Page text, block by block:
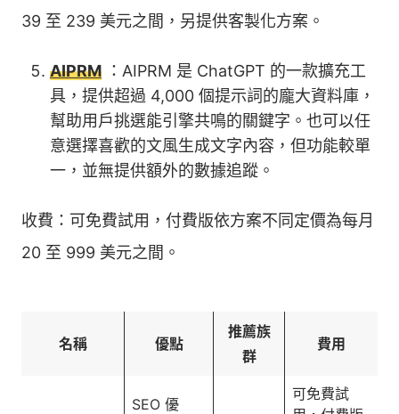
39 至 239 美元之間，另提供客製化方案。
AIPRM ：AIPRM 是 ChatGPT 的一款擴充工
具，提供超過 4,000 個提示詞的龐大資料庫，
幫助用戶挑選能引擎共鳴的關鍵字。也可以任
意選擇喜歡的文風生成文字內容，但功能較單
一，並無提供額外的數據追蹤。
收費：可免費試用，付費版依方案不同定價為每月
20 至 999 美元之間。
名稱 優點
推薦族
群
費用
SEO 優
可免費試